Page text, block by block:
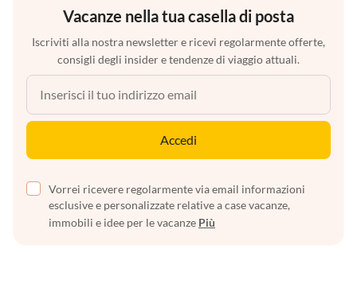
Vacanze nella tua casella di posta
Iscriviti alla nostra newsletter e ricevi regolarmente offerte,
consigli degli insider e tendenze di viaggio attuali.
Accedi
Vorrei ricevere regolarmente via email informazioni
esclusive e personalizzate relative a case vacanze,
immobili e idee per le vacanze Più